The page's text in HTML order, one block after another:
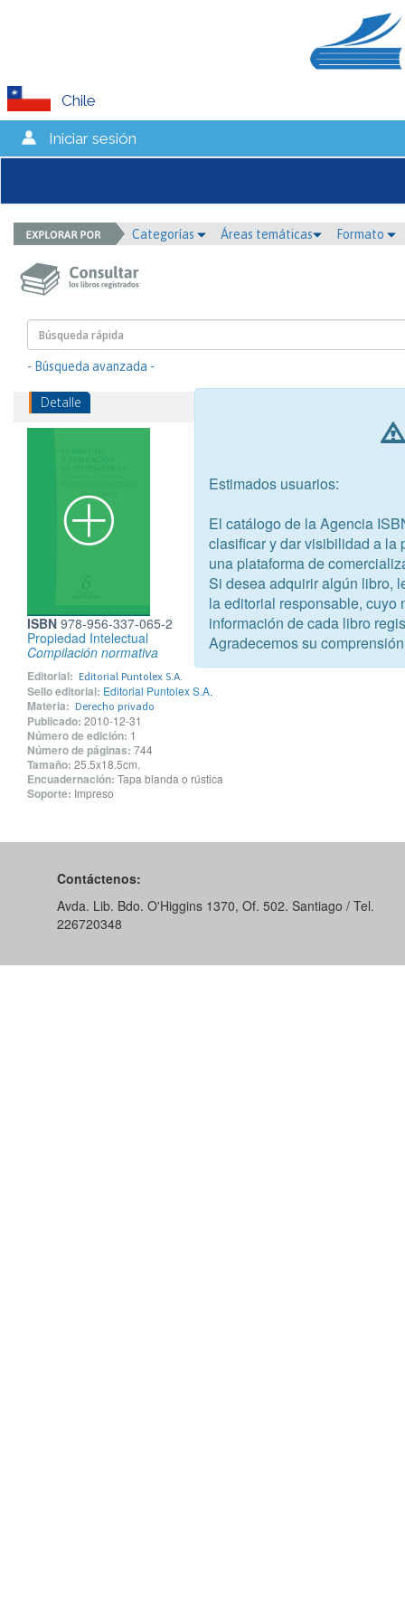
Chile
Iniciar sesión
Categorías Áreas temáticas Formato
- Búsqueda avanzada -
Detalle
ISBN 978-956-337-065-2
Propiedad Intelectual
Compilación normativa
Editorial: Editorial Puntolex S.A.
Sello editorial: Editorial Puntolex S.A.
Materia: Derecho privado
Publicado: 2010-12-31
Número de edición: 1
Número de páginas: 744
Tamaño: 25.5x18.5cm.
Encuadernación: Tapa blanda o rústica
Soporte: Impreso
Contáctenos:
Avda. Lib. Bdo. O'Higgins 1370, Of. 502. Santiago / Tel.
226720348
Estimados usuarios:
El catálogo de la Agencia
clasificar y dar visibilidad a la
una plataforma de
Si desea adquirir algún libro,
la editorial responsable, cuyo
información de cada libro
Agradecemos su